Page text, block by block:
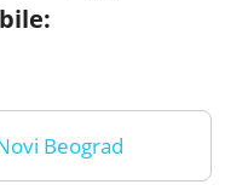
Beograd